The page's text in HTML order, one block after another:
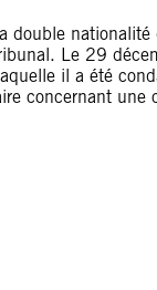
double
Le 29
il a été
concernant